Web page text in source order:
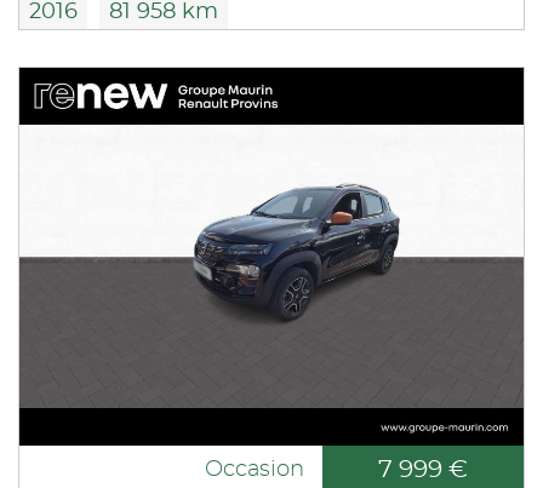
2016 81 958 km
Occasion 7 999 €